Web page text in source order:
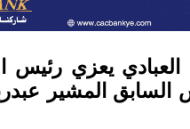
العبادي يعزي رئيس
السابق المشير